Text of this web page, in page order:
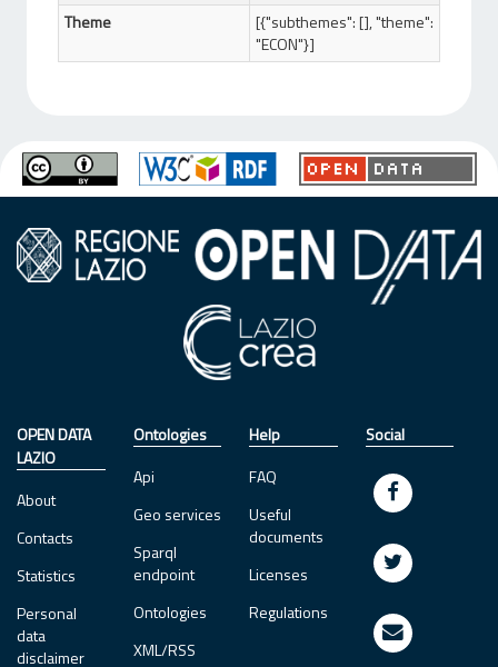
Theme
[{"subthemes": [], "theme":
"ECON"}]
OPEN DATA
LAZIO
About
Contacts
Statistics
Personal
data
disclaimer
Ontologies
Api
Geo services
Sparql
endpoint
Ontologies
XML/RSS
Help
FAQ
Useful
documents
Licenses
Regulations
Social